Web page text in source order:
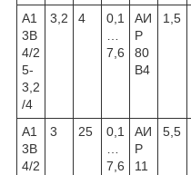
А1
3В
4/2
5-
3,2
/4
3,2 4
0,1
…
7,6
АИ
Р
80
В4
1,5
А1
3В
4/2
3 25
0,1
…
7,6
АИ
Р
11
5,5